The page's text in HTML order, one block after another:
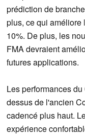
prédiction de
plus, ce qui améliore
10%. De plus, les
FMA devraient
futures applications.
Les performances
dessus de l'ancien
cadencé plus haut.
expérience